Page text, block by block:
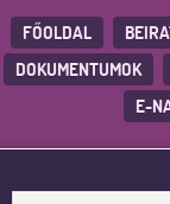
FŐOLDAL
DOKUMENTUMOK
E-